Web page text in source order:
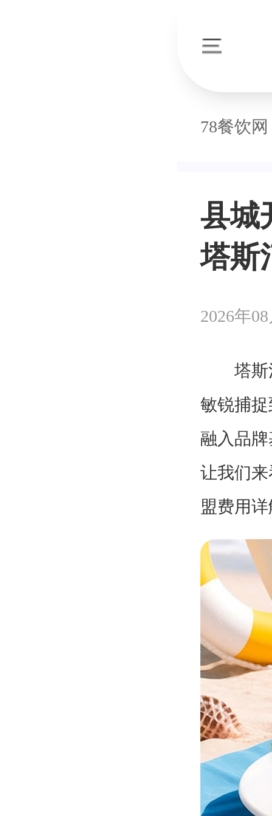
78餐饮网
县城
塔斯
2026年
塔斯汀
敏锐捕
融入品
让我们
盟费用